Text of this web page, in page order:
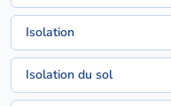
Isolation
Isolation du sol